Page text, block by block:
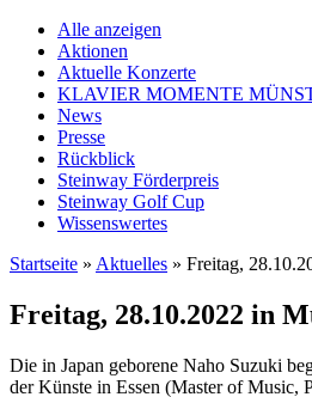
Alle anzeigen
Aktionen
Aktuelle Konzerte
KLAVIER MOMENTE
News
Presse
Rückblick
Steinway Förderpreis
Steinway Golf Cup
Wissenswertes
Startseite » Aktuelles » Freitag,
Freitag, 28.10.2022 in
Die in Japan geborene Naho Suzuki
der Künste in Essen (Master of Music,